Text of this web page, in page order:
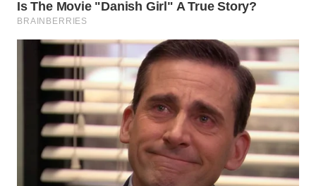
DEPOK
WN
TAPANULI
WN
SAMOSIR
WN
PADANG